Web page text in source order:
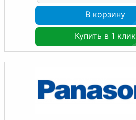
В корзину
Купить в 1 клик